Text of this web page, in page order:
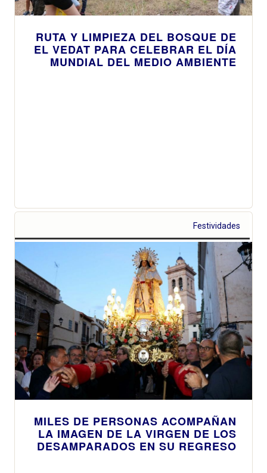
RUTA Y LIMPIEZA DEL BOSQUE DE
EL VEDAT PARA CELEBRAR EL DÍA
MUNDIAL DEL MEDIO AMBIENTE
Festividades
MILES DE PERSONAS ACOMPAÑAN
LA IMAGEN DE LA VIRGEN DE LOS
DESAMPARADOS EN SU REGRESO